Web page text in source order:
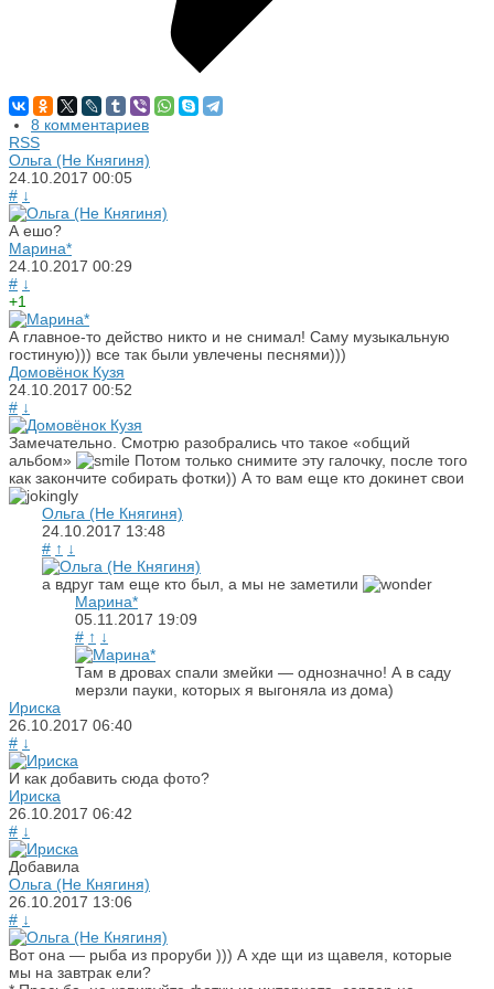
8 комментариев
RSS
Ольга (Не Княгиня)
24.10.2017 00:05
# ↓
А ешо?
Марина*
24.10.2017 00:29
# ↓
+1
А главное-то действо никто и не снимал! Саму музыкальную
гостиную))) все так были увлечены песнями)))
Домовёнок Кузя
24.10.2017 00:52
# ↓
Замечательно. Смотрю разобрались что такое «общий
альбом»
Потом только снимите эту галочку, после того
как закончите собирать фотки)) А то вам еще кто докинет свои
Ольга (Не Княгиня)
24.10.2017 13:48
# ↑ ↓
а вдруг там еще кто был, а мы не заметили
Марина*
05.11.2017 19:09
# ↑ ↓
Там в дровах спали змейки — однозначно! А в саду
мерзли пауки, которых я выгоняла из дома)
Ириска
26.10.2017 06:40
# ↓
И как добавить сюда фото?
Ириска
26.10.2017 06:42
# ↓
Добавила
Ольга (Не Княгиня)
26.10.2017 13:06
# ↓
Вот она — рыба из проруби ))) А хде щи из щавеля, которые
мы на завтрак ели?